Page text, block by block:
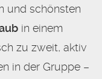
und schönsten
in einem
zu zweit, aktiv
in der Gruppe –